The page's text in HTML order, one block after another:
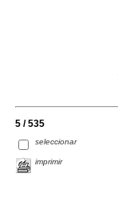
5 / 535
seleccionar
imprimir